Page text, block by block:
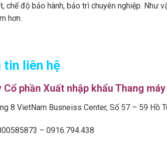
chế độ bảo hành, bảo trì chuyên nghiệp. Như
hơn.
tin liên hệ
Cổ phần Xuất nhập khẩu Thang
8 VietNam Busneiss Center, Số 57 – 59 Hồ
– 0916.794.438